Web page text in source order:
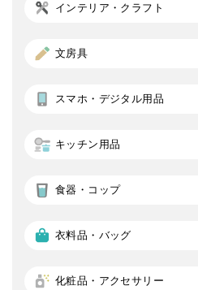
インテリア・クラフト
文房具
スマホ・デジタル用品
キッチン用品
食器・コップ
衣料品・バッグ
化粧品・アクセサリー